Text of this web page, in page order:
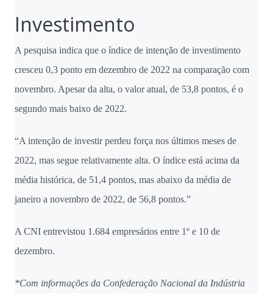
Investimento
A pesquisa indica que o índice de intenção de investimento
cresceu 0,3 ponto em dezembro de 2022 na comparação com
novembro. Apesar da alta, o valor atual, de 53,8 pontos, é o
segundo mais baixo de 2022.
“A intenção de investir perdeu força nos últimos meses de
2022, mas segue relativamente alta. O índice está acima da
média histórica, de 51,4 pontos, mas abaixo da média de
janeiro a novembro de 2022, de 56,8 pontos.”
A CNI entrevistou 1.684 empresários entre 1º e 10 de
dezembro.
*Com informações da Confederação Nacional da Indústria